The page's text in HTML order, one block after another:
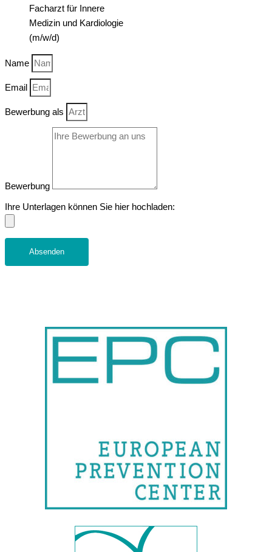
Facharzt für Innere
Medizin und Kardiologie
(m/w/d)
Name
Email
Bewerbung als
Bewerbung
Ihre Unterlagen können Sie hier hochladen:
Absenden